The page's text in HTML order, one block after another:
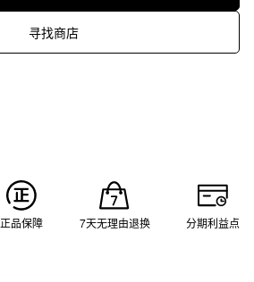
寻找商店
正品保障 7天无理由退换 分期利益点